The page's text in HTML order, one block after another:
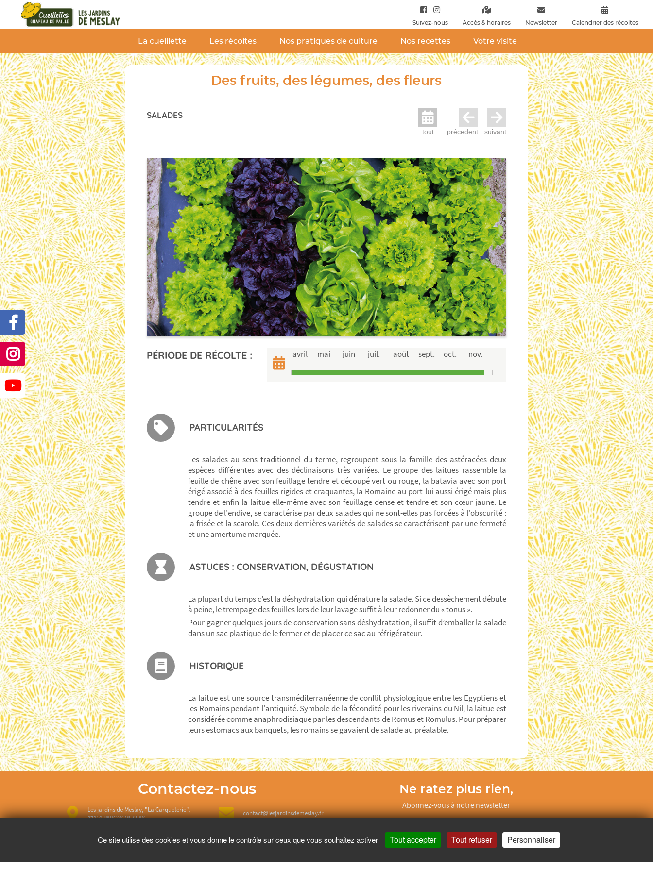
Suivez-nous Accès & horaires Newsletter Calendrier des récoltes
La cueillette Les récoltes Nos pratiques de culture Nos recettes Votre visite
Des fruits, des légumes, des fleurs
SALADES
tout précedent suivant
PÉRIODE DE RÉCOLTE : avril mai juin juil. août sept. oct. nov.
PARTICULARITÉS
Les salades au sens traditionnel du terme, regroupent sous la famille des astéracées deux
espèces différentes avec des déclinaisons très variées. Le groupe des laitues rassemble la
feuille de chêne avec son feuillage tendre et découpé vert ou rouge, la batavia avec son port
érigé associé à des feuilles rigides et craquantes, la Romaine au port lui aussi érigé mais plus
tendre et enfin la laitue elle-même avec son feuillage dense et tendre et son cœur jaune. Le
groupe de l'endive, se caractérise par deux salades qui ne sont-elles pas forcées à l'obscurité :
la frisée et la scarole. Ces deux dernières variétés de salades se caractérisent par une fermeté
et une amertume marquée.
ASTUCES : CONSERVATION, DÉGUSTATION
La plupart du temps c’est la déshydratation qui dénature la salade. Si ce dessèchement débute
à peine, le trempage des feuilles lors de leur lavage suffit à leur redonner du « tonus ».
Pour gagner quelques jours de conservation sans déshydratation, il suffit d’emballer la salade
dans un sac plastique de le fermer et de placer ce sac au réfrigérateur.
HISTORIQUE
La laitue est une source transméditerranéenne de conflit physiologique entre les Egyptiens et
les Romains pendant l'antiquité. Symbole de la fécondité pour les riverains du Nil, la laitue est
considérée comme anaphrodisiaque par les descendants de Romus et Romulus. Pour préparer
leurs estomacs aux banquets, les romains se gavaient de salade au préalable.
Contactez-nous
Les jardins de Meslay, "La Carqueterie",
37210 PARCAY MESLAY
contact@lesjardinsdemeslay.fr
02 47 29 05 20
Ne ratez plus rien,
Abonnez-vous à notre newsletter
Panneau de gestion des cookies
Ce site utilise des cookies et vous donne le contrôle sur ceux que vous souhaitez activer Tout accepter Tout refuser Personnaliser